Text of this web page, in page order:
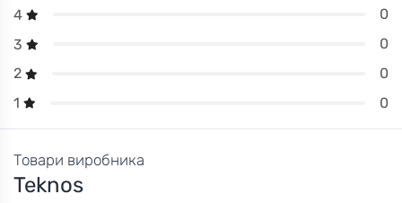
4
0
3
0
2
0
1
0
Товари виробника
Teknos